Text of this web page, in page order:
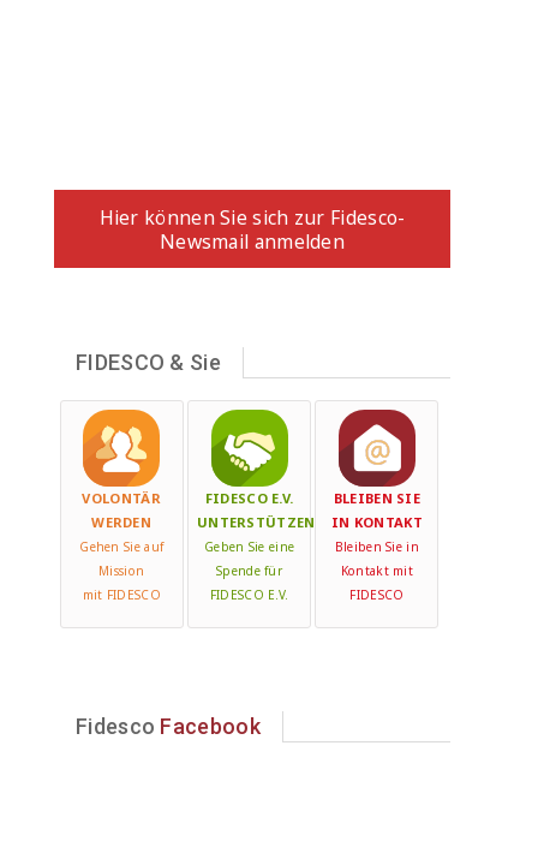
Hier können Sie sich zur Fidesco-
Newsmail anmelden
FIDESCO & Sie
VOLONTÄR
WERDEN
Gehen Sie auf
Mission
mit FIDESCO
FIDESCO E.V.
UNTERSTÜTZEN
Geben Sie eine
Spende für
FIDESCO E.V.
BLEIBEN SIE
IN KONTAKT
Bleiben Sie in
Kontakt mit
FIDESCO
Fidesco Facebook